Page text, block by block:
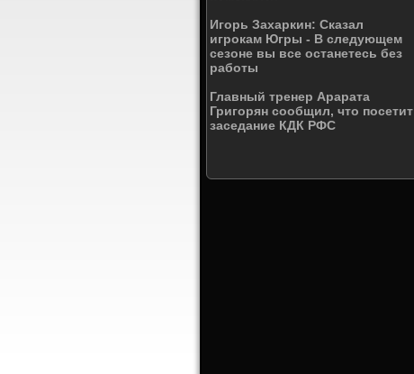
Игорь Захаркин: Сказал
игрокам Югры - В следующем
сезоне вы все останетесь без
работы
Главный тренер Арарата
Григорян сообщил, что посетит
заседание КДК РФС